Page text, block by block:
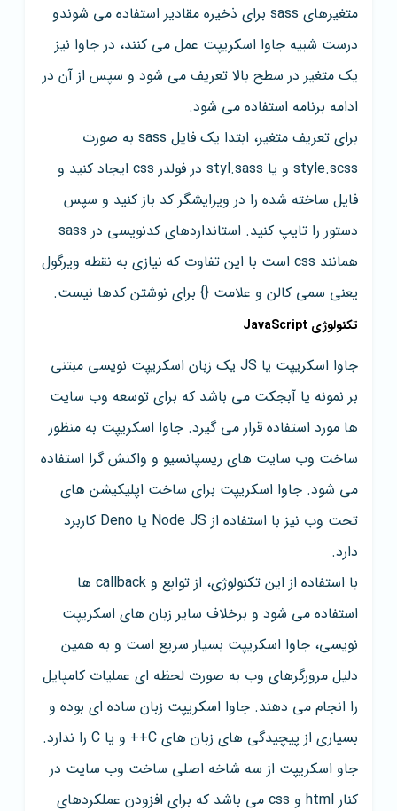
متغیرهای sass برای ذخیره مقادیر استفاده می شوندو
درست شبیه جاوا اسکریپت عمل می کنند، در جاوا نیز
یک متغیر در سطح بالا تعریف می شود و سپس از آن در
ادامه برنامه استفاده می شود.
برای تعریف متغیر، ابتدا یک فایل sass به صورت
style.scss و یا styl.sass در فولدر css ایجاد کنید و
فایل ساخته شده را در ویرایشگر کد باز کنید و سپس
دستور را تایپ کنید. استانداردهای کدنویسی در sass
همانند css است با این تفاوت که نیازی به نقطه ویرگول
یعنی سمی کالن و علامت {} برای نوشتن کدها نیست.
تکنولوژی JavaScript
جاوا اسکریپت یا JS یک زبان اسکریپت نویسی مبتنی
بر نمونه یا آبجکت می باشد که برای توسعه وب سایت
ها مورد استفاده قرار می گیرد. جاوا اسکریپت به منظور
ساخت وب سایت های ریسپانسیو و واکنش گرا استفاده
می شود. جاوا اسکریپت برای ساخت اپلیکیشن های
تحت وب نیز با استفاده از Node JS یا Deno کاربرد
دارد.
با استفاده از این تکنولوژی، از توابع و callback ها
استفاده می شود و برخلاف سایر زبان های اسکریپت
نویسی، جاوا اسکریپت بسیار سریع است و به همین
دلیل مرورگرهای وب به صورت لحظه ای عملیات کامپایل
را انجام می دهند. جاوا اسکریپت زبان ساده ای بوده و
بسیاری از پیچیدگی های زبان های C++ و یا C را ندارد.
جاو اسکریپت از سه شاخه اصلی ساخت وب سایت در
کنار html و css می باشد که برای افزودن عملکردهای